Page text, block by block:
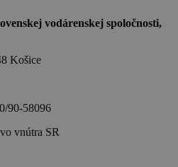
vodárenskej spoločnosti,
Košice
90-58096
vnútra SR